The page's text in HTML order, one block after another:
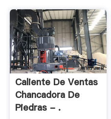
Caliente De Ventas
Chancadora De
Piedras - .